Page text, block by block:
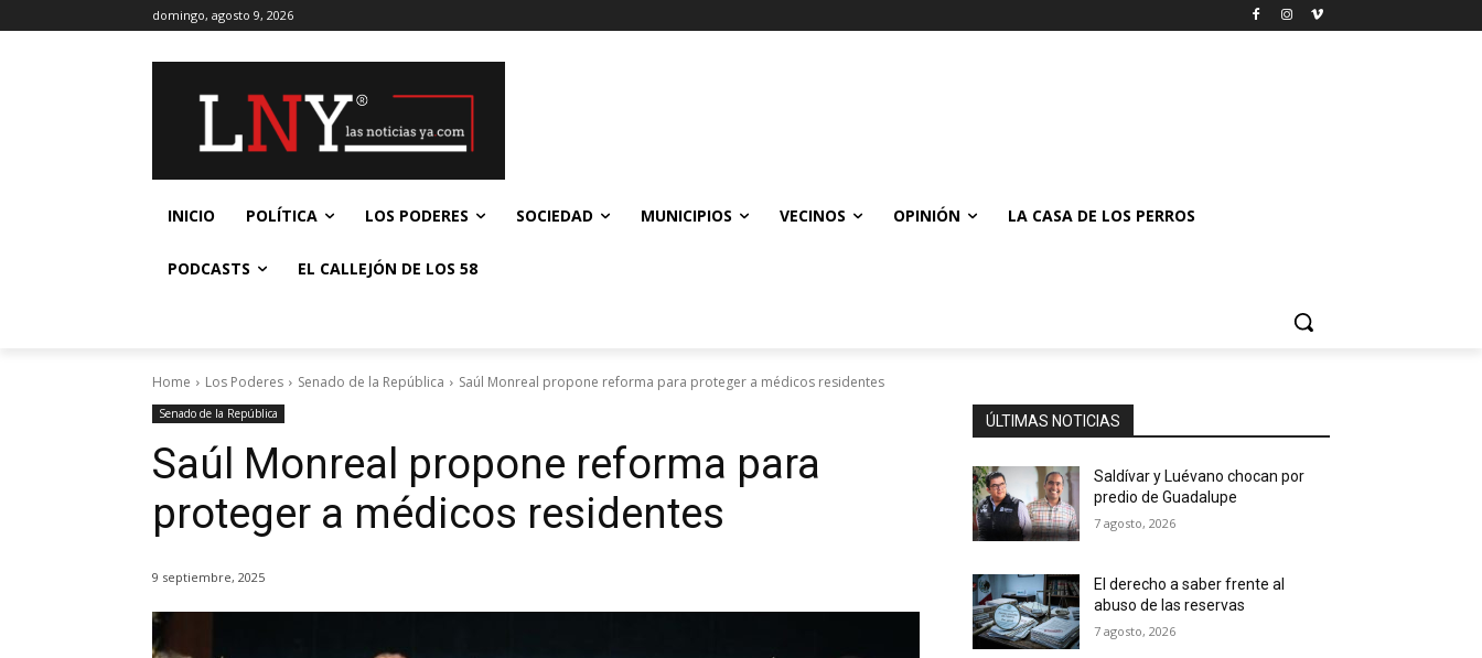
domingo, agosto 9, 2026
INICIO POLÍTICA LOS PODERES SOCIEDAD MUNICIPIOS VECINOS OPINIÓN LA CASA DE LOS PERROS
PODCASTS EL CALLEJÓN DE LOS 58
Home Los Poderes Senado de la República Saúl Monreal propone reforma para proteger a médicos residentes
Senado de la República
Saúl Monreal propone reforma para
proteger a médicos residentes
9 septiembre, 2025
ÚLTIMAS NOTICIAS
Saldívar y Luévano chocan por
predio de Guadalupe
7 agosto, 2026
El derecho a saber frente al
abuso de las reservas
7 agosto, 2026